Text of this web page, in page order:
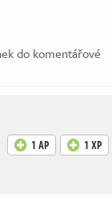
do komentářové
1 AP 1 XP